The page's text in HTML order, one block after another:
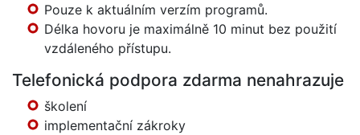
Pouze k aktuálním verzím programů.
Délka hovoru je maximálně 10 minut bez použití
vzdáleného přístupu.
Telefonická podpora zdarma nenahrazuje
školení
implementační zákroky